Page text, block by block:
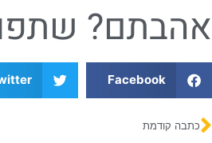
אהבתם?
Facebook
כתבה קודמת